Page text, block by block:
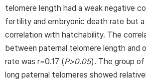
telomere length had a weak negative
fertility and embryonic death rate but
correlation with hatchability. The
between paternal telomere length and
rate was r=0.17 (P>0.05). The group
long paternal telomeres showed